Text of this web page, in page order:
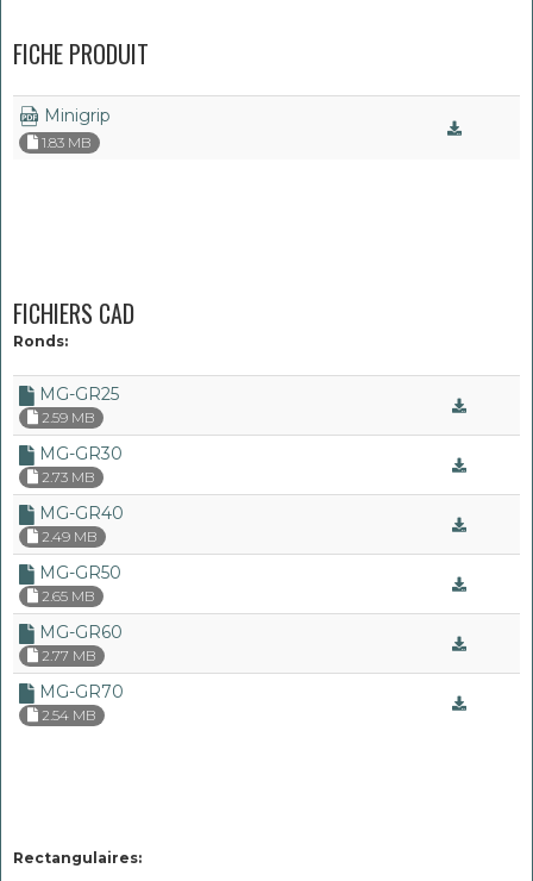
FICHE PRODUIT
Minigrip
1.83 MB
FICHIERS CAD
Ronds:
MG-GR25
2.59 MB
MG-GR30
2.73 MB
MG-GR40
2.49 MB
MG-GR50
2.65 MB
MG-GR60
2.77 MB
MG-GR70
2.54 MB
Rectangulaires: